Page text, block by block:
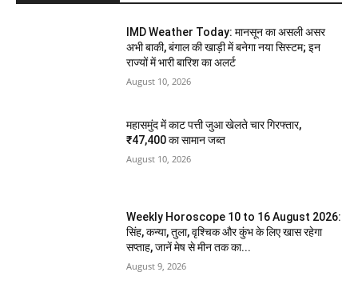
IMD Weather Today: मानसून का असली असर
अभी बाकी, बंगाल की खाड़ी में बनेगा नया सिस्टम; इन
राज्यों में भारी बारिश का अलर्ट
August 10, 2026
महासमुंद में काट पत्ती जुआ खेलते चार गिरफ्तार,
₹47,400 का सामान जब्त
August 10, 2026
Weekly Horoscope 10 to 16 August 2026:
सिंह, कन्या, तुला, वृश्चिक और कुंभ के लिए खास रहेगा
सप्ताह, जानें मेष से मीन तक का...
August 9, 2026